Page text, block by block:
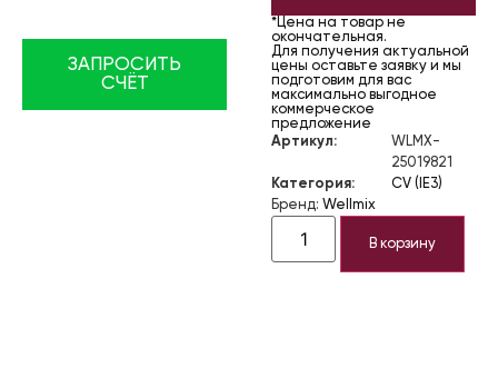
ЗАПРОСИТЬ
СЧЁТ
*Цена на товар не
окончательная.
Для получения актуальной
цены оставьте заявку и мы
подготовим для вас
максимально выгодное
коммерческое
предложение
Артикул:
WLMX-
25019821
Категория:
CV (IE3)
Бренд: Wellmix
В корзину